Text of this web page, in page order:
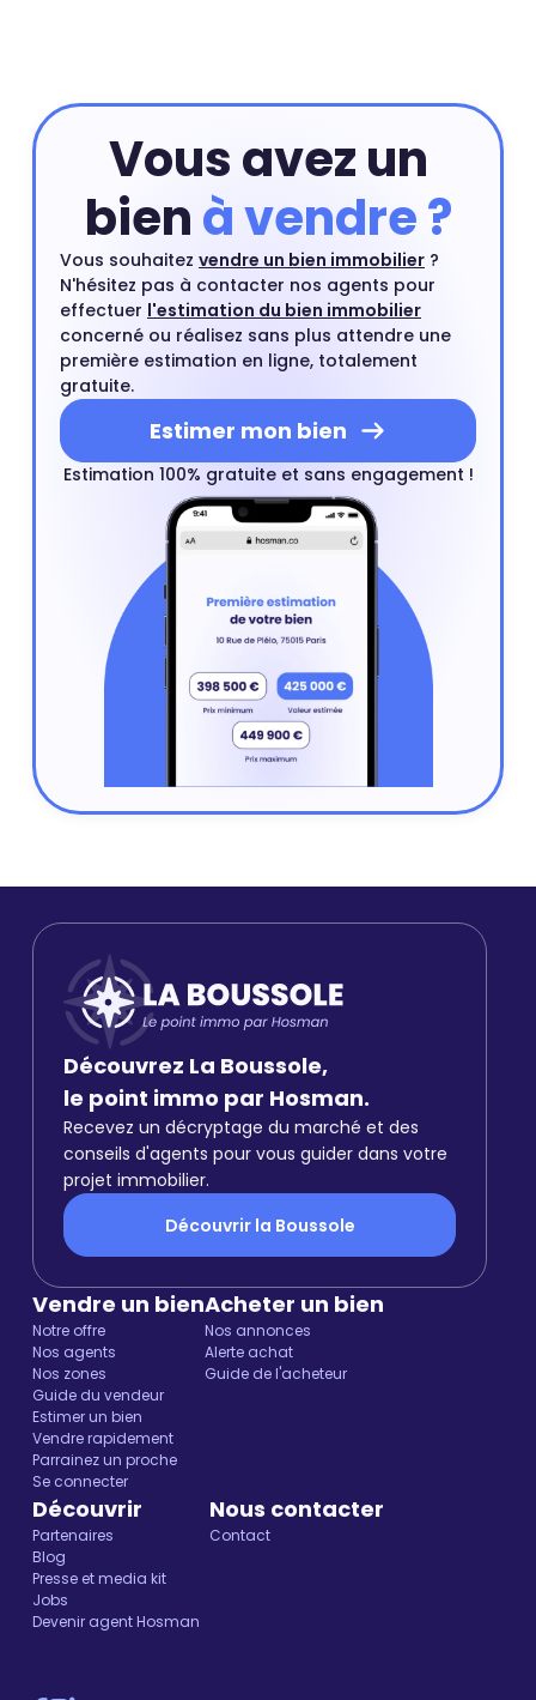
Vous avez un
bienà vendre ?
Vous souhaitez vendre un bien immobilier ?
N'hésitez pas à contacter nos agents pour
effectuer l'estimation du bien immobilier
concerné ou réalisez sans plus attendre une
première estimation en ligne, totalement
gratuite.
Estimer mon bien
Estimation 100% gratuite et sans engagement !
Découvrez La Boussole,
le point immo par Hosman.
Recevez un décryptage du marché et des
conseils d'agents pour vous guider dans votre
projet immobilier.
Découvrir la Boussole
Vendre un bien
Notre offre
Nos agents
Nos zones
Guide du vendeur
Estimer un bien
Vendre rapidement
Parrainez un proche
Se connecter
Acheter un bien
Nos annonces
Alerte achat
Guide de l'acheteur
Découvrir
Partenaires
Blog
Presse et media kit
Jobs
Devenir agent Hosman
Nous contacter
Contact